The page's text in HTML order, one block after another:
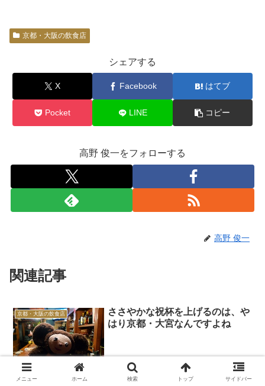
京都・大阪の飲食店
シェアする
X Facebook はてブ
Pocket LINE コピー
高野 俊一をフォローする
高野 俊一
関連記事
京都・大阪の飲食店
ささやかな祝杯を上げるのは、や
はり京都・大宮なんですよね
きのうは、ちょっとうれしいことがあった。 ささやかな祝杯を上げ
メニュー ホーム 検索 トップ サイドバー